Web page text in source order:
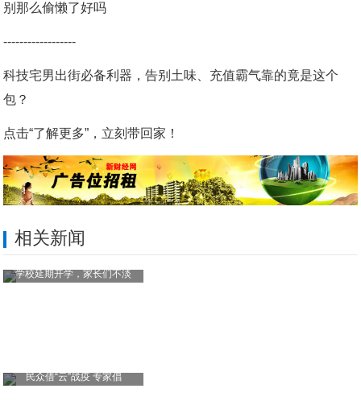
别那么偷懒了好吗
------------------
科技宅男出街必备利器，告别土味、充值霸气靠的竟是这个
包？
点击“了解更多”，立刻带回家！
相关新闻
学校延期开学，家长们不淡
民众借“云”战疫 专家倡